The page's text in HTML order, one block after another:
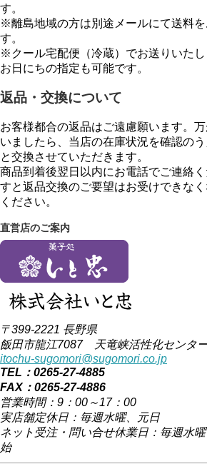
す。
※離島地域の方は別途メールにて送料を
す。
※クール宅配便（冷蔵）でお送りいたし
お日にちの指定も可能です。
返品・交換について
お客様都合の返品はご遠慮願います。
いましたら、当店の在庫状況を確認の
と交換させていただきます。
商品到着後翌日以内にお電話でご連絡
すと返品交換のご要望はお受けできな
ください。
直営店のご案内
〒399-2221 長野県
飯田市龍江7087 天竜峡活性化センタ
itochu-sugomori@sugomori.co.jp
TEL：0265-27-4885
FAX：0265-27-4886
営業時間：9：00～17：00
実店舗定休日：毎週水曜、元日
ネット受注・問い合せ休業日：毎週水
始